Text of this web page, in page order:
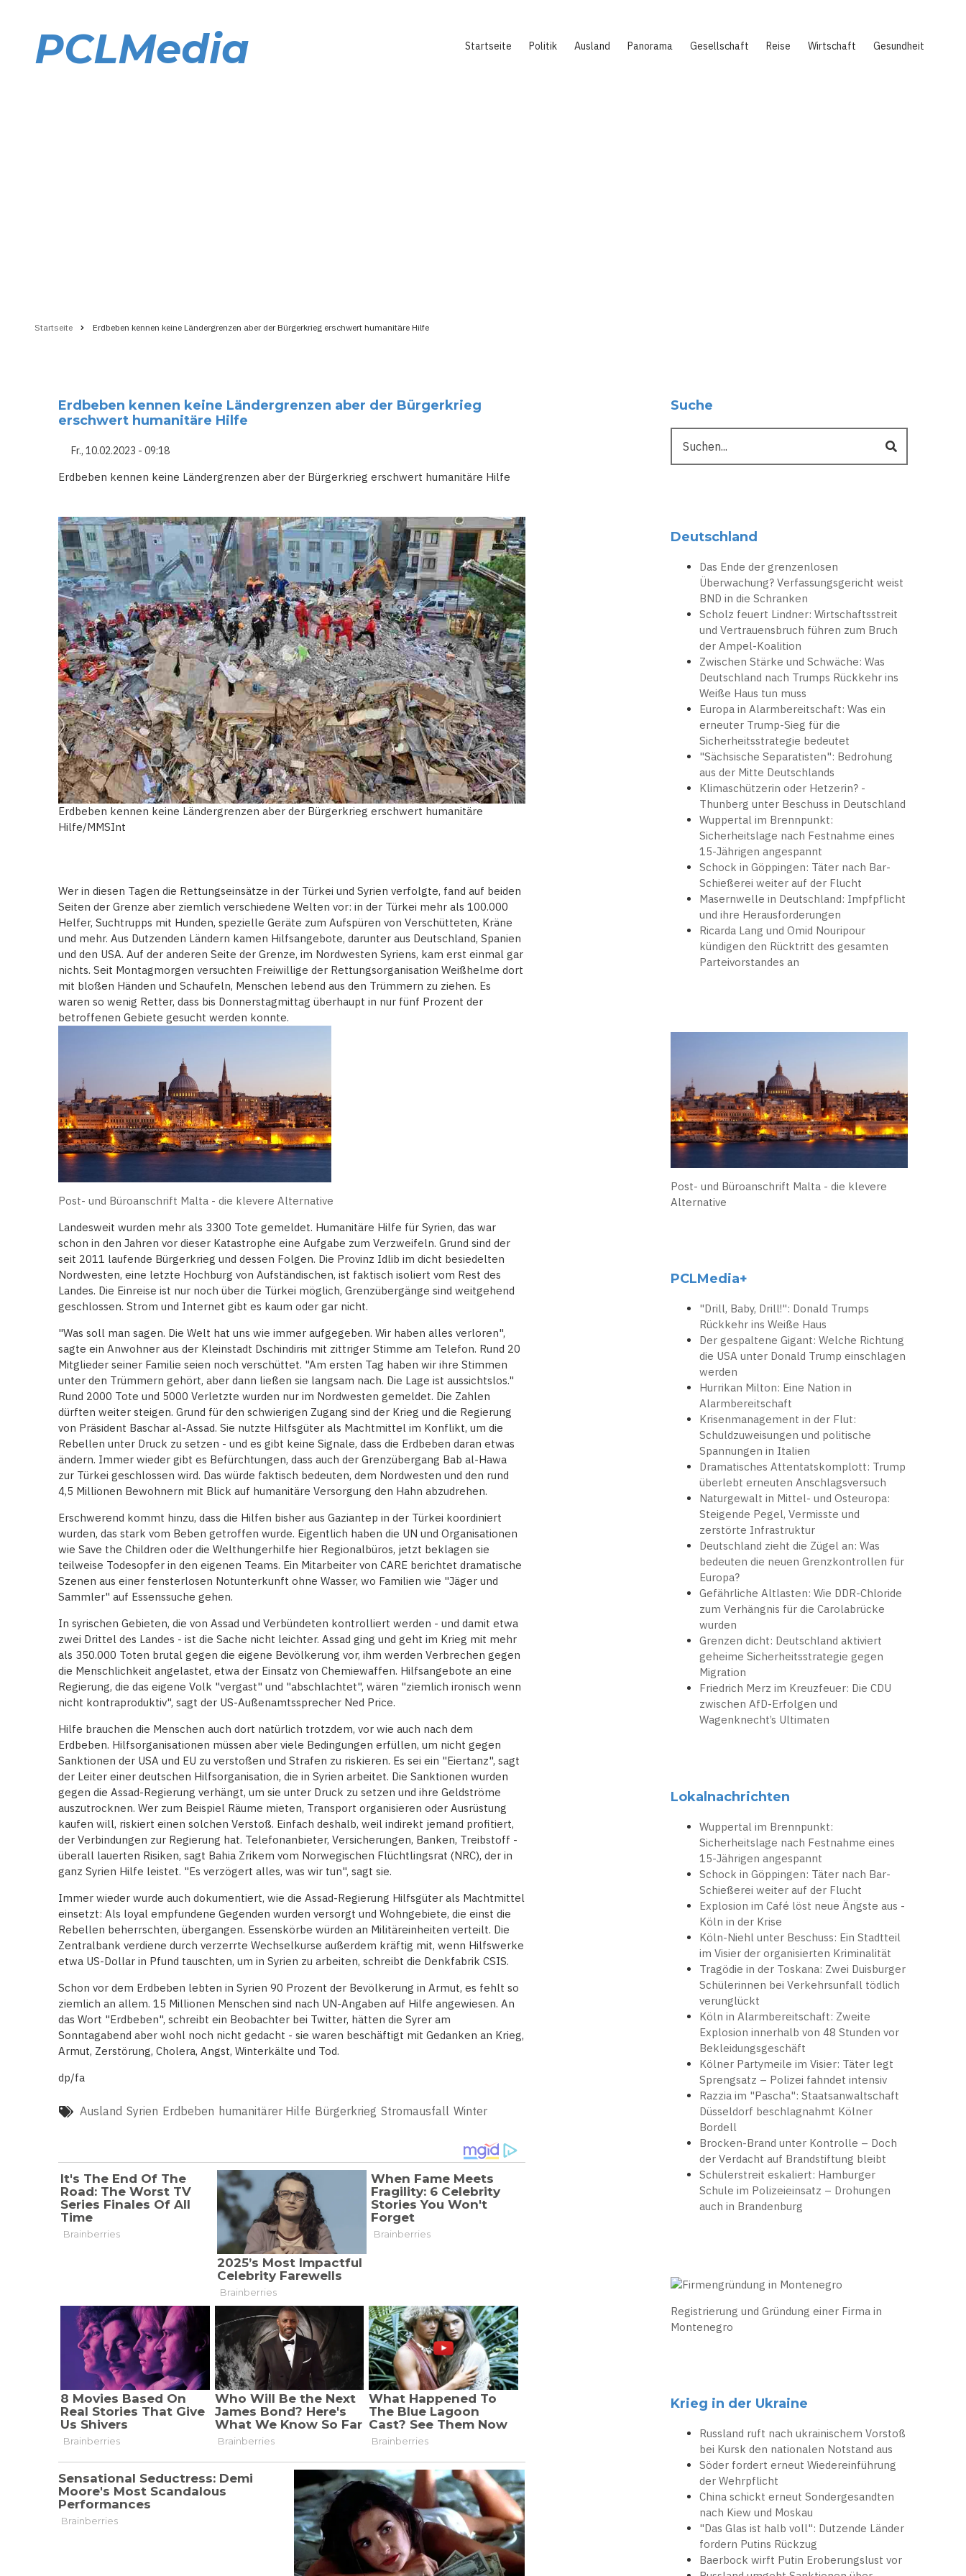
PCLMedia Startseite Politik Ausland Panorama Gesellschaft Reise Wirtschaft Gesundheit
Startseite Erdbeben kennen keine Ländergrenzen aber der Bürgerkrieg erschwert humanitäre Hilfe
Erdbeben kennen keine Ländergrenzen aber der Bürgerkrieg
erschwert humanitäre Hilfe
Fr., 10.02.2023 - 09:18
Erdbeben kennen keine Ländergrenzen aber der Bürgerkrieg erschwert humanitäre Hilfe
Erdbeben kennen keine Ländergrenzen aber der Bürgerkrieg erschwert humanitäre
Hilfe/MMSInt
Wer in diesen Tagen die Rettungseinsätze in der Türkei und Syrien verfolgte, fand auf beiden
Seiten der Grenze aber ziemlich verschiedene Welten vor: in der Türkei mehr als 100.000
Helfer, Suchtrupps mit Hunden, spezielle Geräte zum Aufspüren von Verschütteten, Kräne
und mehr. Aus Dutzenden Ländern kamen Hilfsangebote, darunter aus Deutschland, Spanien
und den USA. Auf der anderen Seite der Grenze, im Nordwesten Syriens, kam erst einmal gar
nichts. Seit Montagmorgen versuchten Freiwillige der Rettungsorganisation Weißhelme dort
mit bloßen Händen und Schaufeln, Menschen lebend aus den Trümmern zu ziehen. Es
waren so wenig Retter, dass bis Donnerstagmittag überhaupt in nur fünf Prozent der
betroffenen Gebiete gesucht werden konnte.
Post- und Büroanschrift Malta - die klevere Alternative
Landesweit wurden mehr als 3300 Tote gemeldet. Humanitäre Hilfe für Syrien, das war
schon in den Jahren vor dieser Katastrophe eine Aufgabe zum Verzweifeln. Grund sind der
seit 2011 laufende Bürgerkrieg und dessen Folgen. Die Provinz Idlib im dicht besiedelten
Nordwesten, eine letzte Hochburg von Aufständischen, ist faktisch isoliert vom Rest des
Landes. Die Einreise ist nur noch über die Türkei möglich, Grenzübergänge sind weitgehend
geschlossen. Strom und Internet gibt es kaum oder gar nicht.
"Was soll man sagen. Die Welt hat uns wie immer aufgegeben. Wir haben alles verloren",
sagte ein Anwohner aus der Kleinstadt Dschindiris mit zittriger Stimme am Telefon. Rund 20
Mitglieder seiner Familie seien noch verschüttet. "Am ersten Tag haben wir ihre Stimmen
unter den Trümmern gehört, aber dann ließen sie langsam nach. Die Lage ist aussichtslos."
Rund 2000 Tote und 5000 Verletzte wurden nur im Nordwesten gemeldet. Die Zahlen
dürften weiter steigen. Grund für den schwierigen Zugang sind der Krieg und die Regierung
von Präsident Baschar al-Assad. Sie nutzte Hilfsgüter als Machtmittel im Konflikt, um die
Rebellen unter Druck zu setzen - und es gibt keine Signale, dass die Erdbeben daran etwas
ändern. Immer wieder gibt es Befürchtungen, dass auch der Grenzübergang Bab al-Hawa
zur Türkei geschlossen wird. Das würde faktisch bedeuten, dem Nordwesten und den rund
4,5 Millionen Bewohnern mit Blick auf humanitäre Versorgung den Hahn abzudrehen.
Erschwerend kommt hinzu, dass die Hilfen bisher aus Gaziantep in der Türkei koordiniert
wurden, das stark vom Beben getroffen wurde. Eigentlich haben die UN und Organisationen
wie Save the Children oder die Welthungerhilfe hier Regionalbüros, jetzt beklagen sie
teilweise Todesopfer in den eigenen Teams. Ein Mitarbeiter von CARE berichtet dramatische
Szenen aus einer fensterlosen Notunterkunft ohne Wasser, wo Familien wie "Jäger und
Sammler" auf Essenssuche gehen.
In syrischen Gebieten, die von Assad und Verbündeten kontrolliert werden - und damit etwa
zwei Drittel des Landes - ist die Sache nicht leichter. Assad ging und geht im Krieg mit mehr
als 350.000 Toten brutal gegen die eigene Bevölkerung vor, ihm werden Verbrechen gegen
die Menschlichkeit angelastet, etwa der Einsatz von Chemiewaffen. Hilfsangebote an eine
Regierung, die das eigene Volk "vergast" und "abschlachtet", wären "ziemlich ironisch wenn
nicht kontraproduktiv", sagt der US-Außenamtssprecher Ned Price.
Hilfe brauchen die Menschen auch dort natürlich trotzdem, vor wie auch nach dem
Erdbeben. Hilfsorganisationen müssen aber viele Bedingungen erfüllen, um nicht gegen
Sanktionen der USA und EU zu verstoßen und Strafen zu riskieren. Es sei ein "Eiertanz", sagt
der Leiter einer deutschen Hilfsorganisation, die in Syrien arbeitet. Die Sanktionen wurden
gegen die Assad-Regierung verhängt, um sie unter Druck zu setzen und ihre Geldströme
auszutrocknen. Wer zum Beispiel Räume mieten, Transport organisieren oder Ausrüstung
kaufen will, riskiert einen solchen Verstoß. Einfach deshalb, weil indirekt jemand profitiert,
der Verbindungen zur Regierung hat. Telefonanbieter, Versicherungen, Banken, Treibstoff -
überall lauerten Risiken, sagt Bahia Zrikem vom Norwegischen Flüchtlingsrat (NRC), der in
ganz Syrien Hilfe leistet. "Es verzögert alles, was wir tun", sagt sie.
Immer wieder wurde auch dokumentiert, wie die Assad-Regierung Hilfsgüter als Machtmittel
einsetzt: Als loyal empfundene Gegenden wurden versorgt und Wohngebiete, die einst die
Rebellen beherrschten, übergangen. Essenskörbe würden an Militäreinheiten verteilt. Die
Zentralbank verdiene durch verzerrte Wechselkurse außerdem kräftig mit, wenn Hilfswerke
etwa US-Dollar in Pfund tauschten, um in Syrien zu arbeiten, schreibt die Denkfabrik CSIS.
Schon vor dem Erdbeben lebten in Syrien 90 Prozent der Bevölkerung in Armut, es fehlt so
ziemlich an allem. 15 Millionen Menschen sind nach UN-Angaben auf Hilfe angewiesen. An
das Wort "Erdbeben", schreibt ein Beobachter bei Twitter, hätten die Syrer am
Sonntagabend aber wohl noch nicht gedacht - sie waren beschäftigt mit Gedanken an Krieg,
Armut, Zerstörung, Cholera, Angst, Winterkälte und Tod.
dp/fa
Ausland Syrien Erdbeben humanitärer Hilfe Bürgerkrieg Stromausfall Winter
Suche
Deutschland
Das Ende der grenzenlosen
Überwachung? Verfassungsgericht weist
BND in die Schranken
Scholz feuert Lindner: Wirtschaftsstreit
und Vertrauensbruch führen zum Bruch
der Ampel-Koalition
Zwischen Stärke und Schwäche: Was
Deutschland nach Trumps Rückkehr ins
Weiße Haus tun muss
Europa in Alarmbereitschaft: Was ein
erneuter Trump-Sieg für die
Sicherheitsstrategie bedeutet
"Sächsische Separatisten": Bedrohung
aus der Mitte Deutschlands
Klimaschützerin oder Hetzerin? -
Thunberg unter Beschuss in Deutschland
Wuppertal im Brennpunkt:
Sicherheitslage nach Festnahme eines
15-Jährigen angespannt
Schock in Göppingen: Täter nach Bar-
Schießerei weiter auf der Flucht
Masernwelle in Deutschland: Impfpflicht
und ihre Herausforderungen
Ricarda Lang und Omid Nouripour
kündigen den Rücktritt des gesamten
Parteivorstandes an
Post- und Büroanschrift Malta - die klevere
Alternative
PCLMedia+
"Drill, Baby, Drill!": Donald Trumps
Rückkehr ins Weiße Haus
Der gespaltene Gigant: Welche Richtung
die USA unter Donald Trump einschlagen
werden
Hurrikan Milton: Eine Nation in
Alarmbereitschaft
Krisenmanagement in der Flut:
Schuldzuweisungen und politische
Spannungen in Italien
Dramatisches Attentatskomplott: Trump
überlebt erneuten Anschlagsversuch
Naturgewalt in Mittel- und Osteuropa:
Steigende Pegel, Vermisste und
zerstörte Infrastruktur
Deutschland zieht die Zügel an: Was
bedeuten die neuen Grenzkontrollen für
Europa?
Gefährliche Altlasten: Wie DDR-Chloride
zum Verhängnis für die Carolabrücke
wurden
Grenzen dicht: Deutschland aktiviert
geheime Sicherheitsstrategie gegen
Migration
Friedrich Merz im Kreuzfeuer: Die CDU
zwischen AfD-Erfolgen und
Wagenknecht’s Ultimaten
Lokalnachrichten
Wuppertal im Brennpunkt:
Sicherheitslage nach Festnahme eines
15-Jährigen angespannt
Schock in Göppingen: Täter nach Bar-
Schießerei weiter auf der Flucht
Explosion im Café löst neue Ängste aus -
Köln in der Krise
Köln-Niehl unter Beschuss: Ein Stadtteil
im Visier der organisierten Kriminalität
Tragödie in der Toskana: Zwei Duisburger
Schülerinnen bei Verkehrsunfall tödlich
verunglückt
Köln in Alarmbereitschaft: Zweite
Explosion innerhalb von 48 Stunden vor
Bekleidungsgeschäft
Kölner Partymeile im Visier: Täter legt
Sprengsatz – Polizei fahndet intensiv
Razzia im "Pascha": Staatsanwaltschaft
Düsseldorf beschlagnahmt Kölner
Bordell
Brocken-Brand unter Kontrolle – Doch
der Verdacht auf Brandstiftung bleibt
Schülerstreit eskaliert: Hamburger
Schule im Polizeieinsatz – Drohungen
auch in Brandenburg
Registrierung und Gründung einer Firma in
Montenegro
Krieg in der Ukraine
Russland ruft nach ukrainischem Vorstoß
bei Kursk den nationalen Notstand aus
Söder fordert erneut Wiedereinführung
der Wehrpflicht
China schickt erneut Sondergesandten
nach Kiew und Moskau
"Das Glas ist halb voll": Dutzende Länder
fordern Putins Rückzug
Baerbock wirft Putin Eroberungslust vor